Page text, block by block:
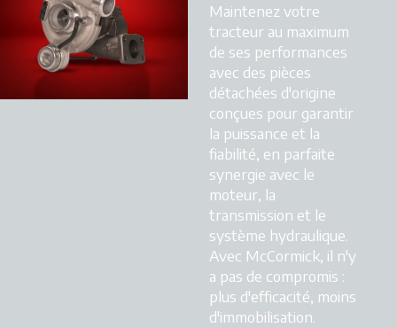
Maintenez votre
tracteur au maximum
de ses performances
avec des pièces
détachées d'origine
conçues pour garantir
la puissance et la
fiabilité, en parfaite
synergie avec le
moteur, la
transmission et le
système hydraulique.
Avec McCormick, il n'y
a pas de compromis :
plus d'efficacité, moins
d'immobilisation.